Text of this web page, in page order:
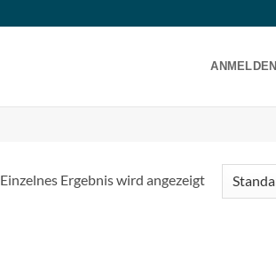
ANMELDEN
Einzelnes Ergebnis wird angezeigt